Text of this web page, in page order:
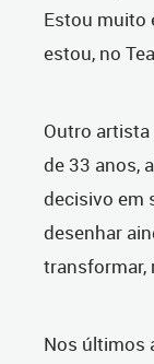
Estou muito
estou, no
Outro artista
de 33 anos,
decisivo em
desenhar
transformar,
Nos últimos